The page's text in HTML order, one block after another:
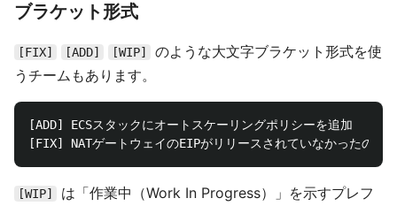
ブラケット形式
[FIX] [ADD] [WIP]
のような大文字ブラケット形式を使
うチームもあります。
[ADD] ECSスタックにオートスケーリングポリシーを追加
[WIP]
は「作業中（Work In Progress）」を示すプレフ